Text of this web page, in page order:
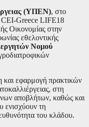
(ΥΠΕΝ), στο
CEI-Greece LIFE18
Οικονομίας στην
εθελοντικής
Νομού
και εφαρμογή πρακτικών
στη
αποβλήτων, καθώς και
τη
του κλάδου.